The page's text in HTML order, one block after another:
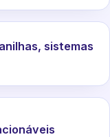
sistemas